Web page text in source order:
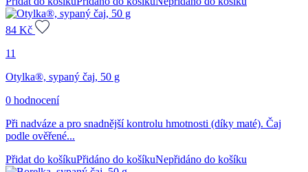
84 Kč
11
Otylka®, sypaný čaj, 50 g
0 hodnocení
Při nadváze a pro snadnější kontrolu hmotnosti (díky maté). Čaj
podle ověřené...
Přidat do košíkuPřidáno do košíkuNepřidáno do košíku